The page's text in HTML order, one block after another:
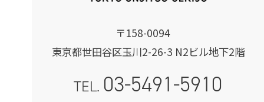
〒158-0094
東京都世田谷区玉川2-26-3 N2ビル地下2階
TEL. 03-5491-5910